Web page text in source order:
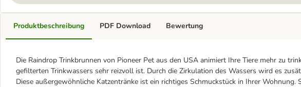
Produktbeschreibung
Die Raindrop Trinkbrunnen von Pioneer Pet aus den USA animiert Ihre Tiere mehr zu
gefilterten Trinkwassers sehr reizvoll ist. Durch die Zirkulation des Wassers wird es
Diese außergewöhnliche Katzentränke ist ein richtiges Schmuckstück in Ihrer Wohnung.
PDF Download Bewertung